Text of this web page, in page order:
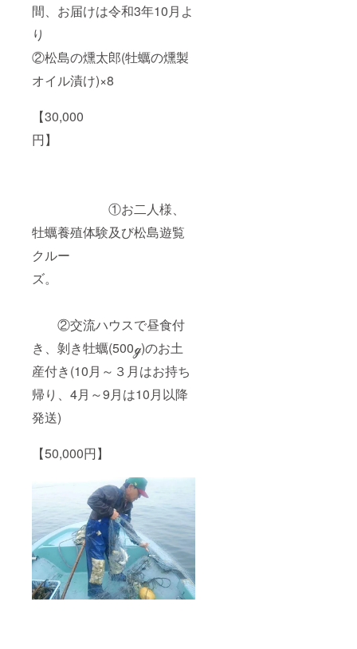
間、お届けは令和3年10月よ
り
②松島の燻太郎(牡蠣の燻製
オイル漬け)×8
【30,000
円】
①お二人様、
牡蠣養殖体験及び松島遊覧
クルー
ズ。
②交流ハウスで昼食付
き、剝き牡蠣(500ℊ)のお土
産付き(10月～３月はお持ち
帰り、4月～9月は10月以降
発送)
【50,000円】